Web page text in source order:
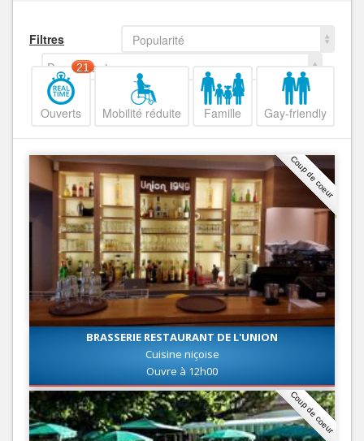
Filtres
Popularité
Decroissant
Ouverts
21
Mobilité réduite Famille Gay-friendly
Coup de coeur
BRASSERIE RESTAURANT DE L'UNION
Cuisine niçoise
Ouvre à 12h00
Coup de coeur